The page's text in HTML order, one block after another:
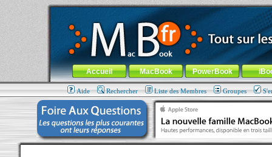
MacBook-fr.com : 100% Apple... 100% nomade !
Aller au contenu-Aller au menu général-Aller au menu de
Menu général
Accueil MacBook PowerBook
Aide Rechercher Liste des Membres Groupes